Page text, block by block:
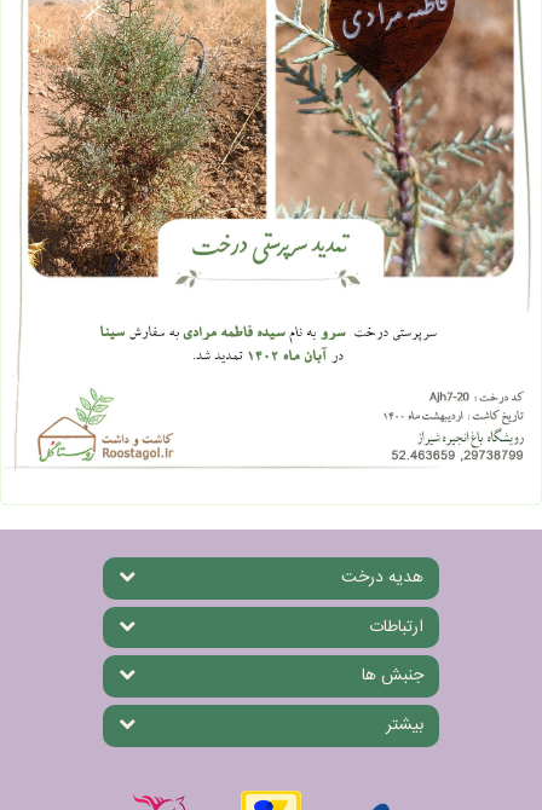
هدیه درخت
ارتباطات
جنبش ها
بیشتر